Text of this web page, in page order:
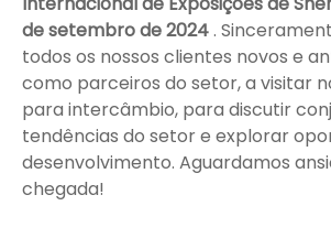
de setembro de 2024.
todos os nossos clientes novos e
como parceiros do setor, a visitar
para intercâmbio, para discutir
tendências do setor e explorar
desenvolvimento. Aguardamos
chegada!